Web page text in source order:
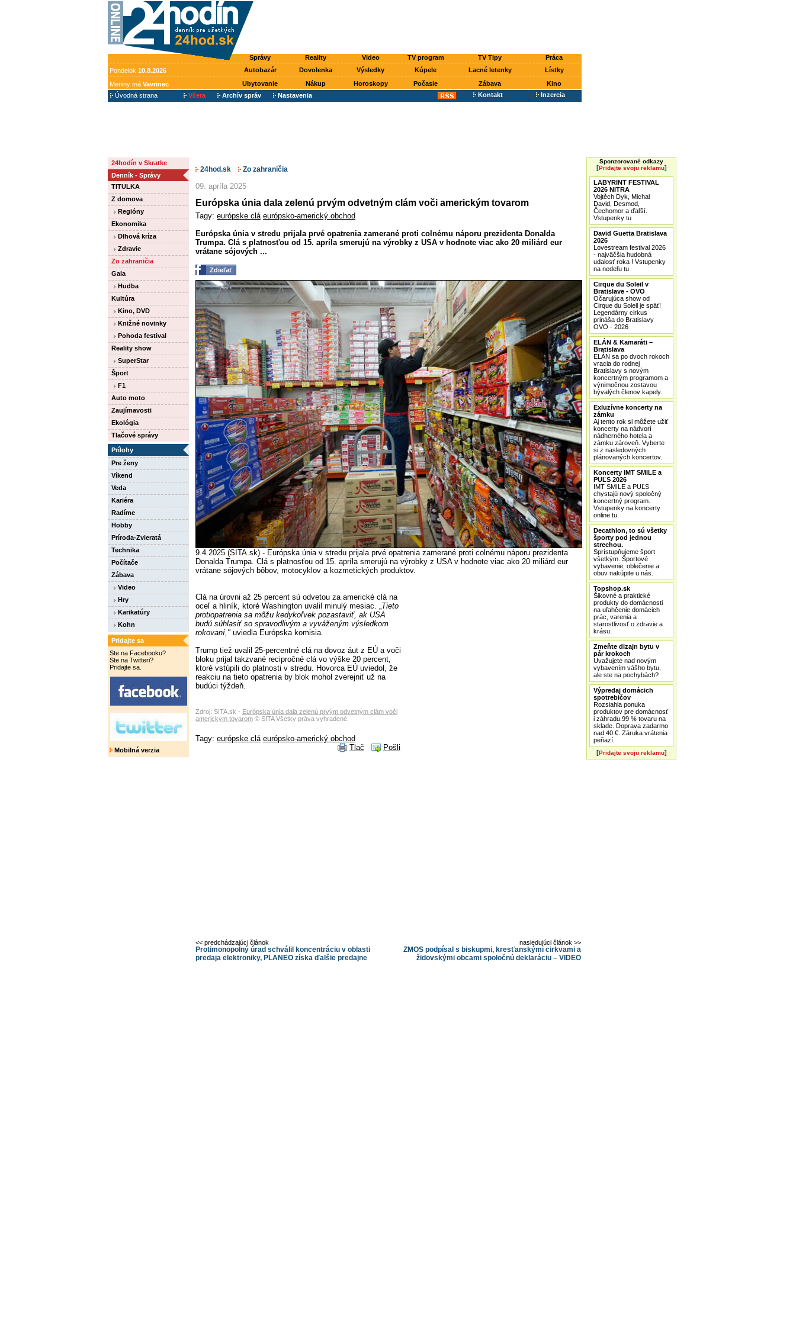
Správy Reality Video TV program TV Tipy
Práca
Pondelok 10.8.2026 Autobazár Dovolenka Výsledky Kúpele Lacné letenky
Lístky
Meniny má Vavrinec Ubytovanie Nákup Horoskopy Počasie Zábava
Kino
Úvodná strana
Včera Archív správ Nastavenia Kontakt Inzercia
24hodín v Skratke
Denník - Správy
TITULKA
Z domova
Regióny
Ekonomika
Dlhová kríza
Zdravie
Zo zahraničia
Gala
Hudba
Kultúra
Kino, DVD
Knižné novinky
Pohoda festival
Reality show
SuperStar
Šport
F1
Auto moto
Zaujímavosti
Ekológia
Tlačové správy
Prílohy
Pre ženy
Víkend
Veda
Kariéra
Radíme
Hobby
Príroda-Zvieratá
Technika
Počítače
Zábava
Video
Hry
Karikatúry
Kohn
Pridajte sa
Ste na Facebooku?
Ste na Twitteri?
Pridajte sa.
Mobilná verzia
24hod.sk Zo zahraničia
09. apríla 2025
Európska únia dala zelenú prvým odvetným clám voči americkým tovarom
Tagy: európske clá európsko-americký obchod
Európska únia v stredu prijala prvé opatrenia zamerané proti colnému náporu prezidenta Donalda
Trumpa. Clá s platnosťou od 15. apríla smerujú na výrobky z USA v hodnote viac ako 20 miliárd eur
vrátane sójových ...
Zdieľať
9.4.2025 (SITA.sk) - Európska únia v stredu prijala prvé opatrenia zamerané proti colnému náporu prezidenta
Donalda Trumpa. Clá s platnosťou od 15. apríla smerujú na výrobky z USA v hodnote viac ako 20 miliárd eur
vrátane sójových bôbov, motocyklov a kozmetických produktov.
Clá na úrovni až 25 percent sú odvetou za americké clá na
oceľ a hliník, ktoré Washington uvalil minulý mesiac. „Tieto
protiopatrenia sa môžu kedykoľvek pozastaviť, ak USA
budú súhlasiť so spravodlivým a vyváženým výsledkom
rokovaní," uviedla Európska komisia.
Trump tiež uvalil 25-percentné clá na dovoz áut z EÚ a voči
bloku prijal takzvané recipročné clá vo výške 20 percent,
ktoré vstúpili do platnosti v stredu. Hovorca EÚ uviedol, že
reakciu na tieto opatrenia by blok mohol zverejniť už na
budúci týždeň.
Zdroj: SITA.sk - Európska únia dala zelenú prvým odvetným clám voči
americkým tovarom © SITA Všetky práva vyhradené.
Tagy: európske clá európsko-americký obchod
Tlač
Pošli
nasledujúci článok >>
ZMOS podpísal s biskupmi, kresťanskými cirkvami a
židovskými obcami spoločnú deklaráciu – VIDEO
<< predchádzajúci článok
Protimonopolný úrad schválil koncentráciu v oblasti
predaja elektroniky, PLANEO získa ďalšie predajne
Sponzorované odkazy
[Pridajte svoju reklamu]
LABYRINT FESTIVAL
2026 NITRA
Vojtěch Dyk, Michal
David, Desmod,
Čechomor a ďaľší.
Vstupenky tu
David Guetta Bratislava
2026
Lovestream festival 2026
- najväčšia hudobná
udalosť roka ! Vstupenky
na nedeľu tu
Cirque du Soleil v
Bratislave - OVO
Očarujúca show od
Cirque du Soleil je späť!
Legendárny cirkus
prináša do Bratislavy
OVO - 2026
ELÁN & Kamaráti –
Bratislava
ELÁN sa po dvoch rokoch
vracia do rodnej
Bratislavy s novým
koncertným programom a
výnimočnou zostavou
bývalých členov kapely.
Exluzívne koncerty na
zámku
Aj tento rok si môžete užiť
koncerty na nádvorí
nádherného hotela a
zámku zároveň. Vyberte
si z nasledovných
plánovaných koncertov.
Koncerty IMT SMILE a
PUĽS 2026
IMT SMILE a PUĽS
chystajú nový spoločný
koncertný program.
Vstupenky na koncerty
online tu
Decathlon, to sú všetky
športy pod jednou
strechou.
Sprístupňujeme šport
všetkým. Športové
vybavenie, oblečenie a
obuv nakúpite u nás.
Topshop.sk
Šikovné a praktické
produkty do domácnosti
na uľahčenie domácich
prác, varenia a
starostlivosť o zdravie a
krásu.
Zmeňte dizajn bytu v
pár krokoch
Uvažujete nad novým
vybavením vášho bytu,
ale ste na pochybách?
Výpredaj domácich
spotrebičov
Rozsiahla ponuka
produktov pre domácnosť
i záhradu.99 % tovaru na
sklade. Doprava zadarmo
nad 40 €. Záruka vrátenia
peňazí.
[Pridajte svoju reklamu]